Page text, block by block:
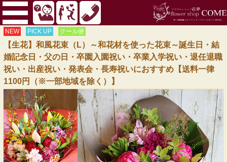
NEW PICK UP クール便
【生花】和風花束（L）～和花材を使った花束～誕生日・結
婚記念日・父の日・卒園入園祝い・卒業入学祝い・退任退職
祝い・出産祝い・発表会・長寿祝いにおすすめ【送料一律
1100円（※一部地域を除く）】